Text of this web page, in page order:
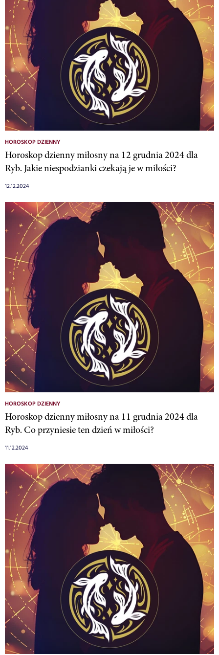
HOROSKOP DZIENNY
Horoskop dzienny miłosny na 12 grudnia 2024 dla
Ryb. Jakie niespodzianki czekają je w miłości?
12.12.2024
HOROSKOP DZIENNY
Horoskop dzienny miłosny na 11 grudnia 2024 dla
Ryb. Co przyniesie ten dzień w miłości?
11.12.2024